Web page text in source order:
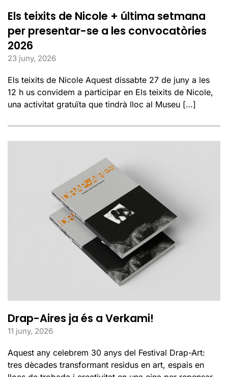
Els teixits de Nicole + última setmana
per presentar-se a les convocatòries
2026
23 juny, 2026
Els teixits de Nicole Aquest dissabte 27 de juny a les
12 h us convidem a participar en Els teixits de Nicole,
una activitat gratuïta que tindrà lloc al Museu […]
Drap-Aires ja és a Verkami!
11 juny, 2026
Aquest any celebrem 30 anys del Festival Drap-Art:
tres dècades transformant residus en art, espais en